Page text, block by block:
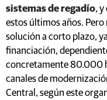
sistemas de regadío, y
estos últimos años. Pero
solución a corto plazo,
financiación,
concretamente 80.000
canales de
Central, según este